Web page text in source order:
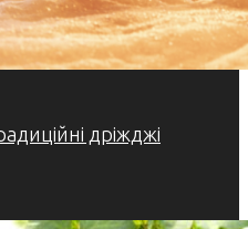
дріжджі